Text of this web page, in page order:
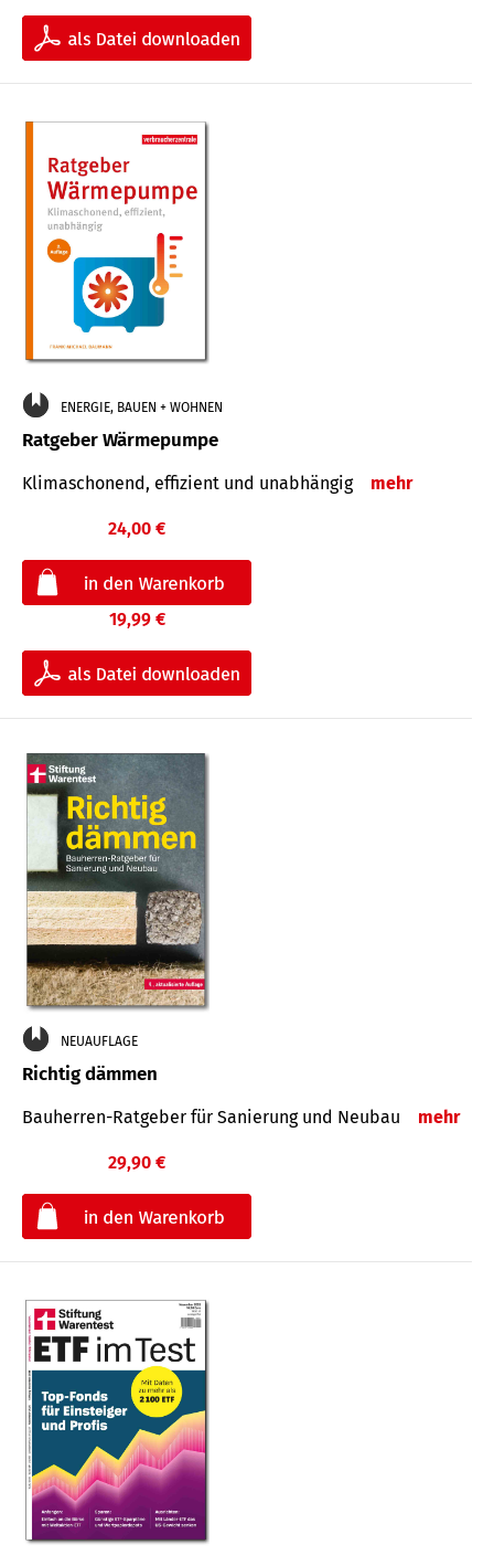
ENERGIE, BAUEN + WOHNEN
Ratgeber Wärmepumpe
Klimaschonend, effizient und unabhängig mehr
24,00 €
19,99 €
NEUAUFLAGE
Richtig dämmen
Bauherren-Ratgeber für Sanierung und Neubau mehr
29,90 €